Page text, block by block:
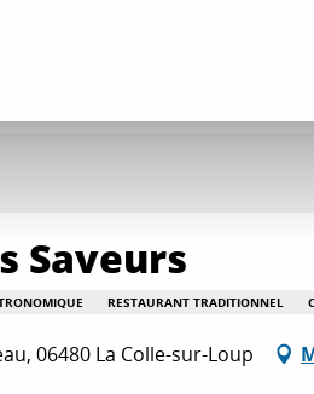
Saveurs
RESTAURANT TRADITIONNEL
06480 La Colle-sur-Loup